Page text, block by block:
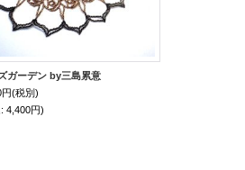
ガーデン by三島累意
(税別)
: 4,400円)